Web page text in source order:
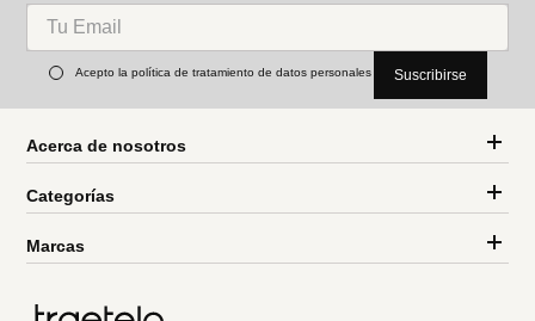
Acepto la política de tratamiento de datos personales Suscribirse
Acerca de nosotros
Categorías
Marcas